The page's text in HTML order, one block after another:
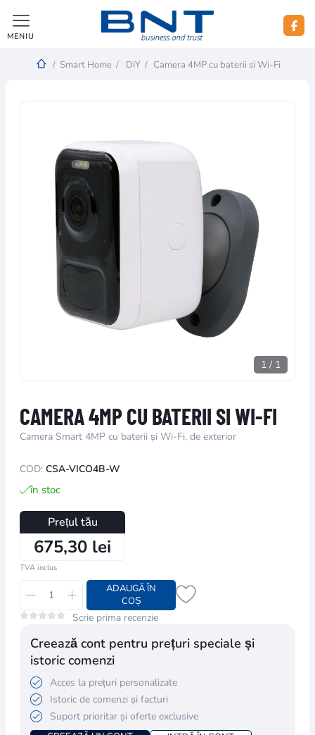
MENIU
/ Smart Home / DIY / Camera 4MP cu baterii si Wi-Fi
1 / 1
CAMERA 4MP CU BATERII SI WI-FI
Camera Smart 4MP cu baterii și Wi-Fi, de exterior
COD: CSA-VICO4B-W
în stoc
Prețul tău
675,30 lei
TVA inclus
ADAUGĂ ÎN
COȘ
Scrie prima recenzie
Creează cont pentru prețuri speciale și
istoric comenzi
Acces la prețuri personalizate
Istoric de comenzi și facturi
Suport prioritar și oferte exclusive